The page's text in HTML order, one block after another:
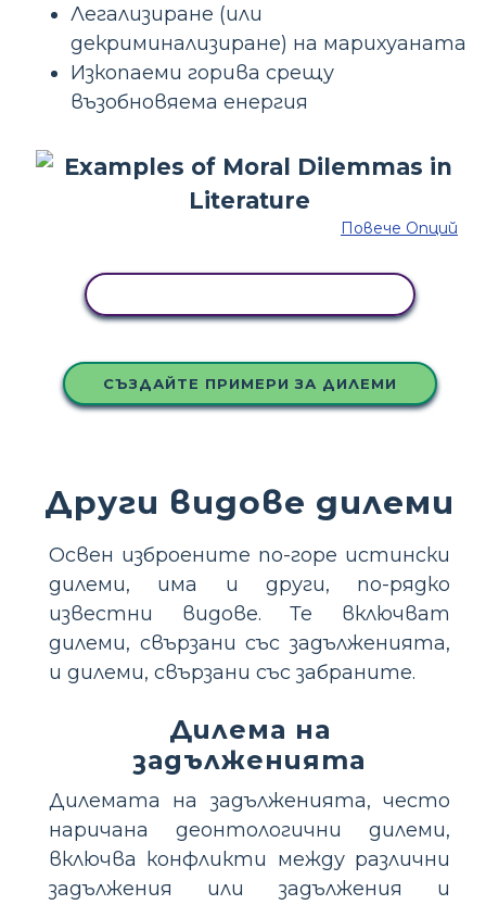
Легализиране (или
декриминализиране) на марихуаната
Изкопаеми горива срещу
възобновяема енергия
Повече Опций
СЪЗДАЙТЕ ПРИМЕРИ ЗА ДИЛЕМИ
Други видове дилеми
Освен изброените по-горе истински
дилеми, има и други, по-рядко
известни видове. Те включват
дилеми, свързани със задълженията,
и дилеми, свързани със забраните.
Дилема на
задълженията
Дилемата на задълженията, често
наричана деонтологични дилеми,
включва конфликти между различни
задължения или задължения и